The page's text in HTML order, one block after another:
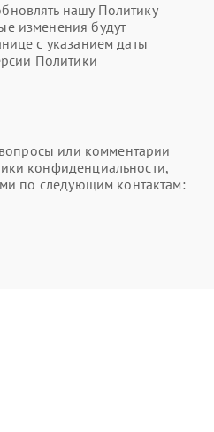
нашу Политику
изменения будут
с указанием даты
Политики
или комментарии
конфиденциальности,
по следующим контактам: